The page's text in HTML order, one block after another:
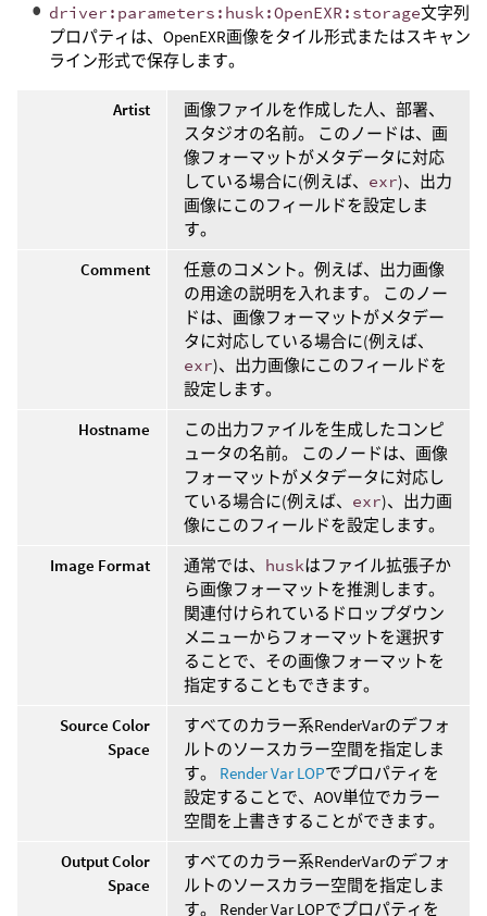
driver:parameters:husk:OpenEXR:storage文字列
プロパティは、OpenEXR画像をタイル形式またはスキャン
ライン形式で保存します。
Artist
画像ファイルを作成した人、部署、
スタジオの名前。 このノードは、画
像フォーマットがメタデータに対応
している場合に(例えば、 exr)、出力
画像にこのフィールドを設定しま
す。
Comment
任意のコメント。例えば、出力画像
の用途の説明を入れます。 このノー
ドは、画像フォーマットがメタデー
タに対応している場合に(例えば、
exr)、出力画像にこのフィールドを
設定します。
Hostname
この出力ファイルを生成したコンピ
ュータの名前。 このノードは、画像
フォーマットがメタデータに対応し
ている場合に(例えば、 exr)、出力画
像にこのフィールドを設定します。
Image Format
通常では、 huskはファイル拡張子か
ら画像フォーマットを推測します。
関連付けられているドロップダウン
メニューからフォーマットを選択す
ることで、その画像フォーマットを
指定することもできます。
Source Color
Space
すべてのカラー系RenderVarのデフォ
ルトのソースカラー空間を指定しま
す。 Render Var LOPでプロパティを
設定することで、AOV単位でカラー
空間を上書きすることができます。
Output Color
Space
すべてのカラー系RenderVarのデフォ
ルトのソースカラー空間を指定しま
す。 Render Var LOPでプロパティを